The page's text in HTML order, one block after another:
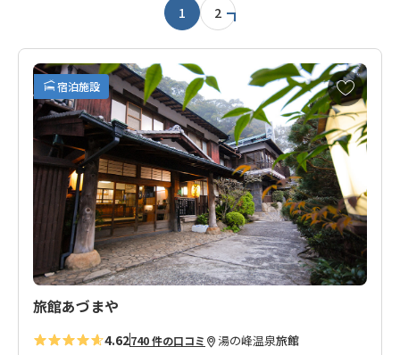
1 2
宿泊施設
お
気
に
入
り
に
追
加
旅館あづまや
4.62740 件の口コミ 湯の峰温泉旅館